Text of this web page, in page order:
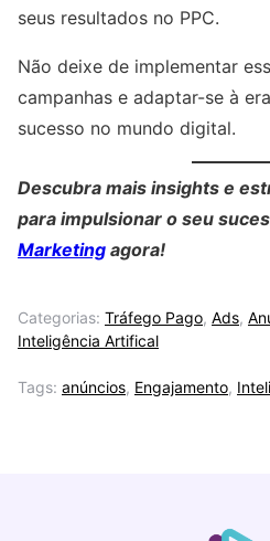
seus resultados no PPC.
Não deixe de implementar
campanhas e adaptar-se à
sucesso no mundo digital.
Descubra mais insights e
para impulsionar o seu
Marketing agora!
Categorias: Tráfego Pago, Ads,
Inteligência Artifical
Tags: anúncios, Engajamento,